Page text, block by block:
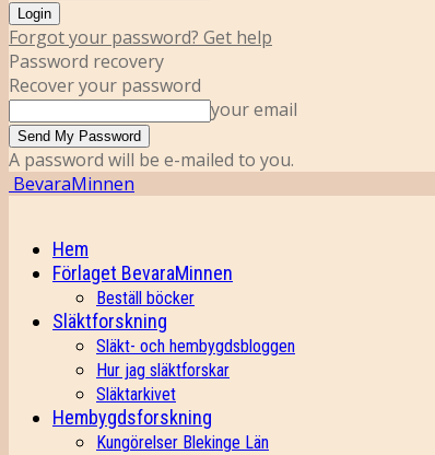
Forgot your password? Get help
Password recovery
Recover your password
your email
A password will be e-mailed to you.
BevaraMinnen
Hem
Förlaget BevaraMinnen
Beställ böcker
Släktforskning
Släkt- och hembygdsbloggen
Hur jag släktforskar
Släktarkivet
Hembygdsforskning
Kungörelser Blekinge Län